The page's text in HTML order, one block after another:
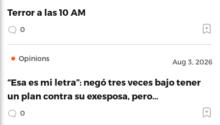
Terror a las 10 AM
0
Opinions Aug 3, 2026
“Esa es mi letra”: negó tres veces bajo tener
un plan contra su exesposa, pero…
0